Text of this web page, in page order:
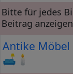
Bitte für jedes
Beitrag
Antike
🛋️🕯️